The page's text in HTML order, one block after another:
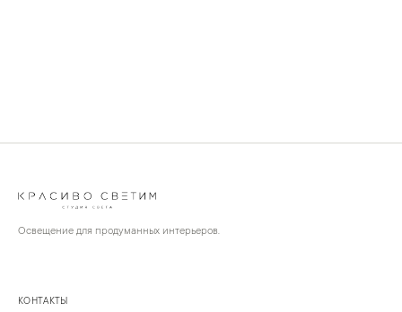
Освещение для продуманных интерьеров.
КОНТАКТЫ